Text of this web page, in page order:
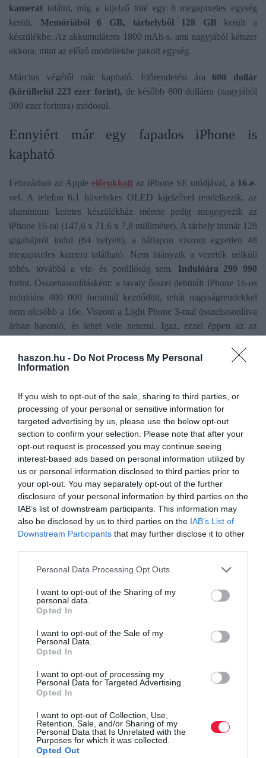
haszon.hu - Do Not Process My Personal
Information
If you wish to opt-out of the sale, sharing to third parties, or
processing of your personal or sensitive information for
targeted advertising by us, please use the below opt-out
section to confirm your selection. Please note that after your
opt-out request is processed you may continue seeing
interest-based ads based on personal information utilized by
us or personal information disclosed to third parties prior to
your opt-out. You may separately opt-out of the further
disclosure of your personal information by third parties on the
IAB’s list of downstream participants. This information may
also be disclosed by us to third parties on the IAB’s List of
Downstream Participants that may further disclose it to other
Please note that this website/app uses one or more Google
not limited to your visit or usage behaviour. You may click to
grant or deny consent to Google and its third-party tags to
use your data for below specified purposes in below Google
consent section.
Personal Data Processing Opt Outs
I want to opt-out of the Sharing of my
personal data.
Opted In
I want to opt-out of the Sale of my
Personal Data.
Opted In
I want to opt-out of processing my
Personal Data for Targeted Advertising.
Opted In
I want to opt-out of Collection, Use,
Retention, Sale, and/or Sharing of my
Personal Data that Is Unrelated with the
Purposes for which it was collected.
Opted Out
kamerát találni, míg a kijelző fölé egy 8 megapixeles egység
került. Memóriából 6 GB, tárhelyből 128 GB került a
készülékbe. Az akkumulátora 1800 mAh-s, ami nagyjából kétszer
akkora, mint az előző modellekbe pakolt egység.
Március végétől már kapható. Előrendelési ára 600 dollár
(körülbelül 223 ezer forint), de később 800 dollárra (nagyjából
300 ezer forintra) módosul.
Ennyiért már egy fapados iPhone is
kapható
Februárban az Apple előrukkolt az iPhone SE utódjával, a 16-e-
vel. A telefon 6,1 hüvelykes OLED kijelzővel rendelkezik, az
alumínium keretes készülékház mérete pedig megegyezik az
iPhone 16-tal (147,6 x 71,6 x 7,8 milliméter). A tárhely immár 128
gigabájtról indul (64 helyett), a hátlapon viszont egyetlen 48
megapixeles kamera található. Nem hiányzik a vezeték nélküli
töltés, továbbá a víz- és porállóság sem. Indulóára 299 990
forint. Összehasonlításként: a tavaly ősszel debütált iPhone 16-os
indulóára 400 000 forintnál kezdődött, tehát nagyságrendekkel
nem olcsóbb a 16e. Viszont a Light Phone 3-mal összehasonlítva
árban hasonló, és lehet vele netezni. Igaz, ezzel éppen az az
telefon